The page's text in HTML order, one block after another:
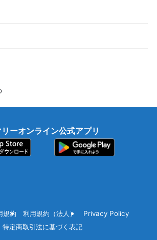
ーオンライン公式アプリ
規約 利用規約（法人）
Privacy Policy
特定商取引法に基づく表記